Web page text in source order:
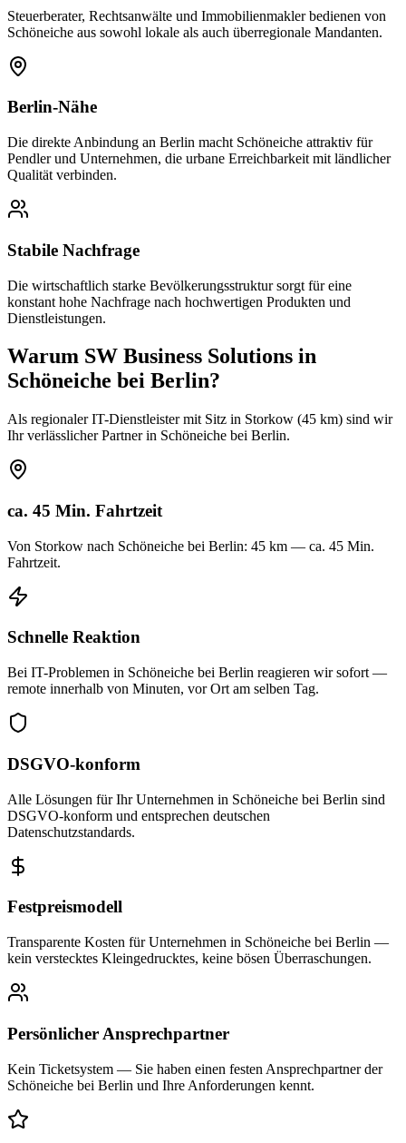
Steuerberater, Rechtsanwälte und Immobilienmakler bedienen von
Schöneiche aus sowohl lokale als auch überregionale Mandanten.
Berlin-Nähe
Die direkte Anbindung an Berlin macht Schöneiche attraktiv für
Pendler und Unternehmen, die urbane Erreichbarkeit mit ländlicher
Qualität verbinden.
Stabile Nachfrage
Die wirtschaftlich starke Bevölkerungsstruktur sorgt für eine
konstant hohe Nachfrage nach hochwertigen Produkten und
Dienstleistungen.
Warum SW Business Solutions in
Schöneiche bei Berlin?
Als regionaler IT-Dienstleister mit Sitz in Storkow (45 km) sind wir
Ihr verlässlicher Partner in Schöneiche bei Berlin.
ca. 45 Min. Fahrtzeit
Von Storkow nach Schöneiche bei Berlin: 45 km — ca. 45 Min.
Fahrtzeit.
Schnelle Reaktion
Bei IT-Problemen in Schöneiche bei Berlin reagieren wir sofort —
remote innerhalb von Minuten, vor Ort am selben Tag.
DSGVO-konform
Alle Lösungen für Ihr Unternehmen in Schöneiche bei Berlin sind
DSGVO-konform und entsprechen deutschen
Datenschutzstandards.
Festpreismodell
Transparente Kosten für Unternehmen in Schöneiche bei Berlin —
kein verstecktes Kleingedrucktes, keine bösen Überraschungen.
Persönlicher Ansprechpartner
Kein Ticketsystem — Sie haben einen festen Ansprechpartner der
Schöneiche bei Berlin und Ihre Anforderungen kennt.